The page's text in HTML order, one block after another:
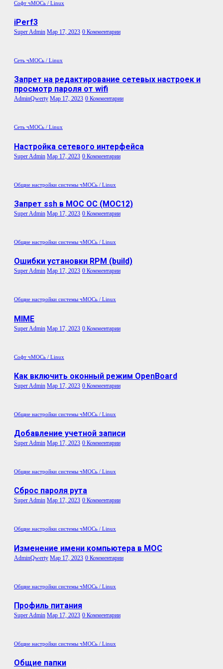
Софт чМОСь / Linux
iPerf3
Super Admin Мар 17, 2023 0 Комментарии
Сеть чМОСь / Linux
Запрет на редактирование сетевых настроек и
просмотр пароля от wifi
AdminQwerty Мар 17, 2023 0 Комментарии
Сеть чМОСь / Linux
Настройка сетевого интерфейса
Super Admin Мар 17, 2023 0 Комментарии
Общие настройки системы чМОСь / Linux
Запрет ssh в МОС ОС (МОС12)
Super Admin Мар 17, 2023 0 Комментарии
Общие настройки системы чМОСь / Linux
Ошибки установки RPM (build)
Super Admin Мар 17, 2023 0 Комментарии
Общие настройки системы чМОСь / Linux
MIME
Super Admin Мар 17, 2023 0 Комментарии
Софт чМОСь / Linux
Как включить оконный режим OpenBoard
Super Admin Мар 17, 2023 0 Комментарии
Общие настройки системы чМОСь / Linux
Добавление учетной записи
Super Admin Мар 17, 2023 0 Комментарии
Общие настройки системы чМОСь / Linux
Сброс пароля рута
Super Admin Мар 17, 2023 0 Комментарии
Общие настройки системы чМОСь / Linux
Изменение имени компьютера в МОС
AdminQwerty Мар 17, 2023 0 Комментарии
Общие настройки системы чМОСь / Linux
Профиль питания
Super Admin Мар 17, 2023 0 Комментарии
Общие настройки системы чМОСь / Linux
Общие папки